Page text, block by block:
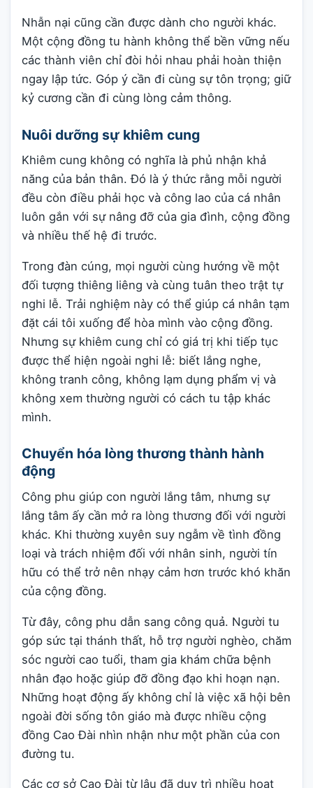
Nhẫn nại cũng cần được dành cho người khác.
Một cộng đồng tu hành không thể bền vững nếu
các thành viên chỉ đòi hỏi nhau phải hoàn thiện
ngay lập tức. Góp ý cần đi cùng sự tôn trọng; giữ
kỷ cương cần đi cùng lòng cảm thông.
Nuôi dưỡng sự khiêm cung
Khiêm cung không có nghĩa là phủ nhận khả
năng của bản thân. Đó là ý thức rằng mỗi người
đều còn điều phải học và công lao của cá nhân
luôn gắn với sự nâng đỡ của gia đình, cộng đồng
và nhiều thế hệ đi trước.
Trong đàn cúng, mọi người cùng hướng về một
đối tượng thiêng liêng và cùng tuân theo trật tự
nghi lễ. Trải nghiệm này có thể giúp cá nhân tạm
đặt cái tôi xuống để hòa mình vào cộng đồng.
Nhưng sự khiêm cung chỉ có giá trị khi tiếp tục
được thể hiện ngoài nghi lễ: biết lắng nghe,
không tranh công, không lạm dụng phẩm vị và
không xem thường người có cách tu tập khác
mình.
Chuyển hóa lòng thương thành hành
động
Công phu giúp con người lắng tâm, nhưng sự
lắng tâm ấy cần mở ra lòng thương đối với người
khác. Khi thường xuyên suy ngẫm về tình đồng
loại và trách nhiệm đối với nhân sinh, người tín
hữu có thể trở nên nhạy cảm hơn trước khó khăn
của cộng đồng.
Từ đây, công phu dẫn sang công quả. Người tu
góp sức tại thánh thất, hỗ trợ người nghèo, chăm
sóc người cao tuổi, tham gia khám chữa bệnh
nhân đạo hoặc giúp đỡ đồng đạo khi hoạn nạn.
Những hoạt động ấy không chỉ là việc xã hội bên
ngoài đời sống tôn giáo mà được nhiều cộng
đồng Cao Đài nhìn nhận như một phần của con
đường tu.
Các cơ sở Cao Đài từ lâu đã duy trì nhiều hoạt